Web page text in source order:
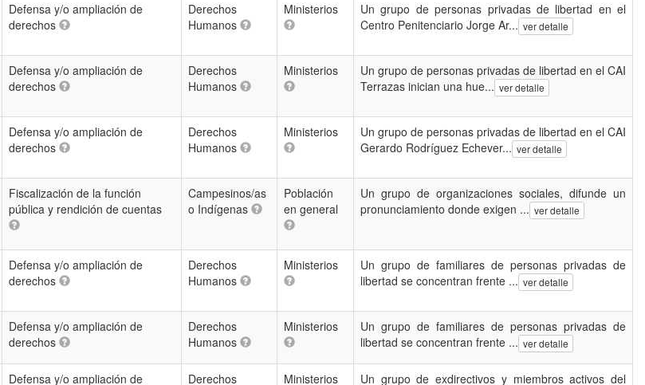
Defensa y/o ampliación de
derechos
Derechos
Humanos
Ministerios
Un grupo de personas privadas de libertad en el
Centro Penitenciario Jorge Ar... ver detalle
Defensa y/o ampliación de
derechos
Derechos
Humanos
Ministerios
Un grupo de personas privadas de libertad en el CAI
Terrazas inician una hue... ver detalle
Defensa y/o ampliación de
derechos
Derechos
Humanos
Ministerios
Un grupo de personas privadas de libertad en el CAI
Gerardo Rodríguez Echever... ver detalle
Fiscalización de la función
pública y rendición de cuentas
Campesinos/as
o Indígenas
Población
en general
Un grupo de organizaciones sociales, difunde un
pronunciamiento donde exigen ... ver detalle
Defensa y/o ampliación de
derechos
Derechos
Humanos
Ministerios
Un grupo de familiares de personas privadas de
libertad se concentran frente ... ver detalle
Defensa y/o ampliación de
derechos
Derechos
Humanos
Ministerios
Un grupo de familiares de personas privadas de
libertad se concentran frente ... ver detalle
Defensa y/o ampliación de Derechos Ministerios Un grupo de exdirectivos y miembros activos del